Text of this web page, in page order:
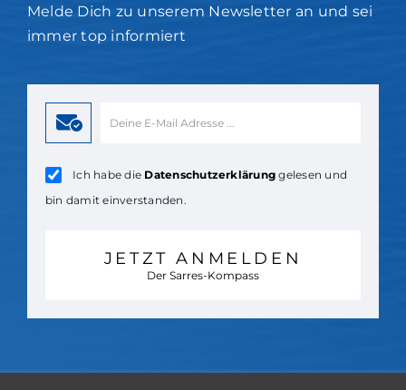
Melde Dich zu unserem Newsletter an und sei
immer top informiert
Ich habe die Datenschutzerklärung gelesen und
bin damit einverstanden.
JETZT ANMELDEN
Der Sarres-Kompass